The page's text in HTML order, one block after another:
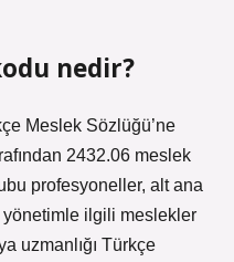
nedir?
Meslek Sözlüğü’ne
2432.06 meslek
profesyoneller, alt ana
ilgili meslekler
uzmanlığı Türkçe